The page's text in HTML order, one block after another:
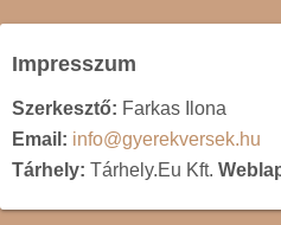
Impresszum
Szerkesztő: Farkas Ilona
Email: info@gyerekversek.hu
Tárhely: Tárhely.Eu Kft.